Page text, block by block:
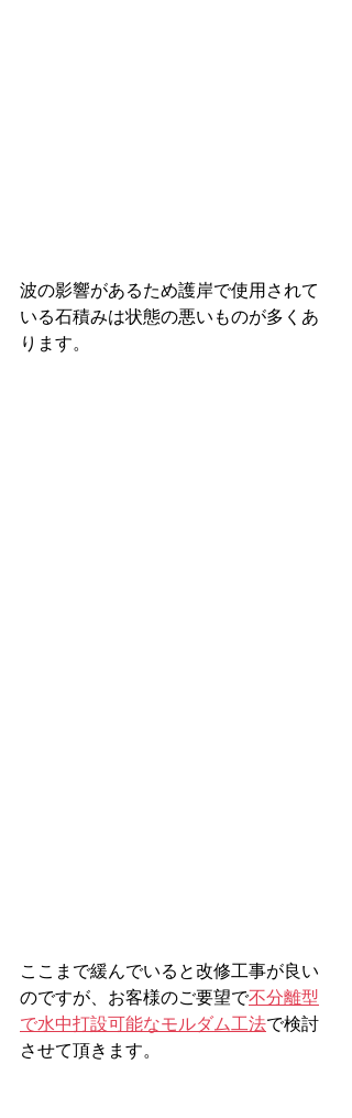
波の影響があるため護岸で使用されて
いる石積みは状態の悪いものが多くあ
ります。
ここまで緩んでいると改修工事が良い
のですが、お客様のご要望で不分離型
で水中打設可能なモルダム工法で検討
させて頂きます。